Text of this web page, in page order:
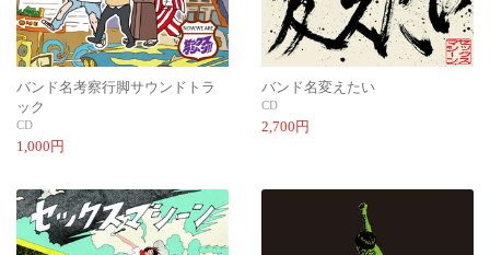
バンド名考察行脚サウンドトラ
ック
CD
1,000円
バンド名変えたい
CD
2,700円